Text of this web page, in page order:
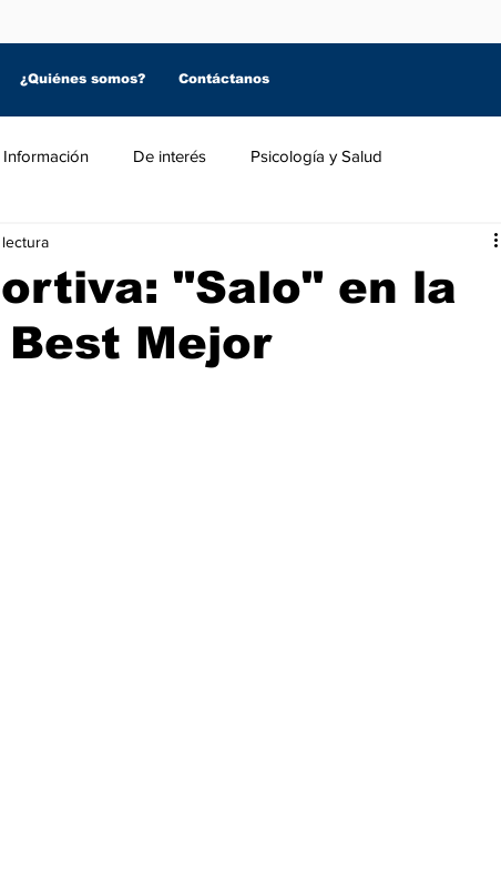
¿Quiénes somos? Contáctanos
Información De interés Psicología y Salud
"Salo" en la
Mejor